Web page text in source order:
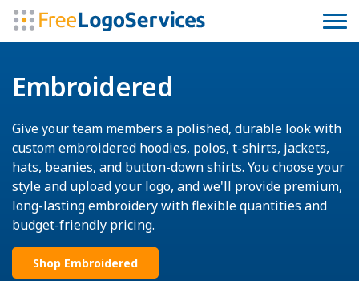
Embroidered
Give your team members a polished, durable look with
custom embroidered hoodies, polos, t-shirts, jackets,
hats, beanies, and button-down shirts. You choose your
style and upload your logo, and we'll provide premium,
long-lasting embroidery with flexible quantities and
budget-friendly pricing.
Shop Embroidered